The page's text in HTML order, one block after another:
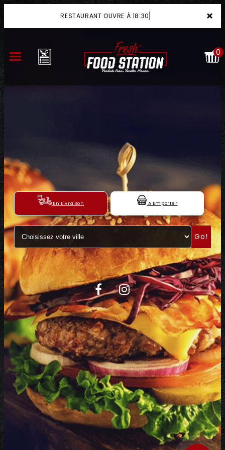
×
RESTAURANT OUVRE À 18:30
VOTRE COMPTE
NOTRE RESTAURANT
VOS AVIS
MENTIONS LÉGALES
C.G.V
0
En Livraison A Emporter
Go!